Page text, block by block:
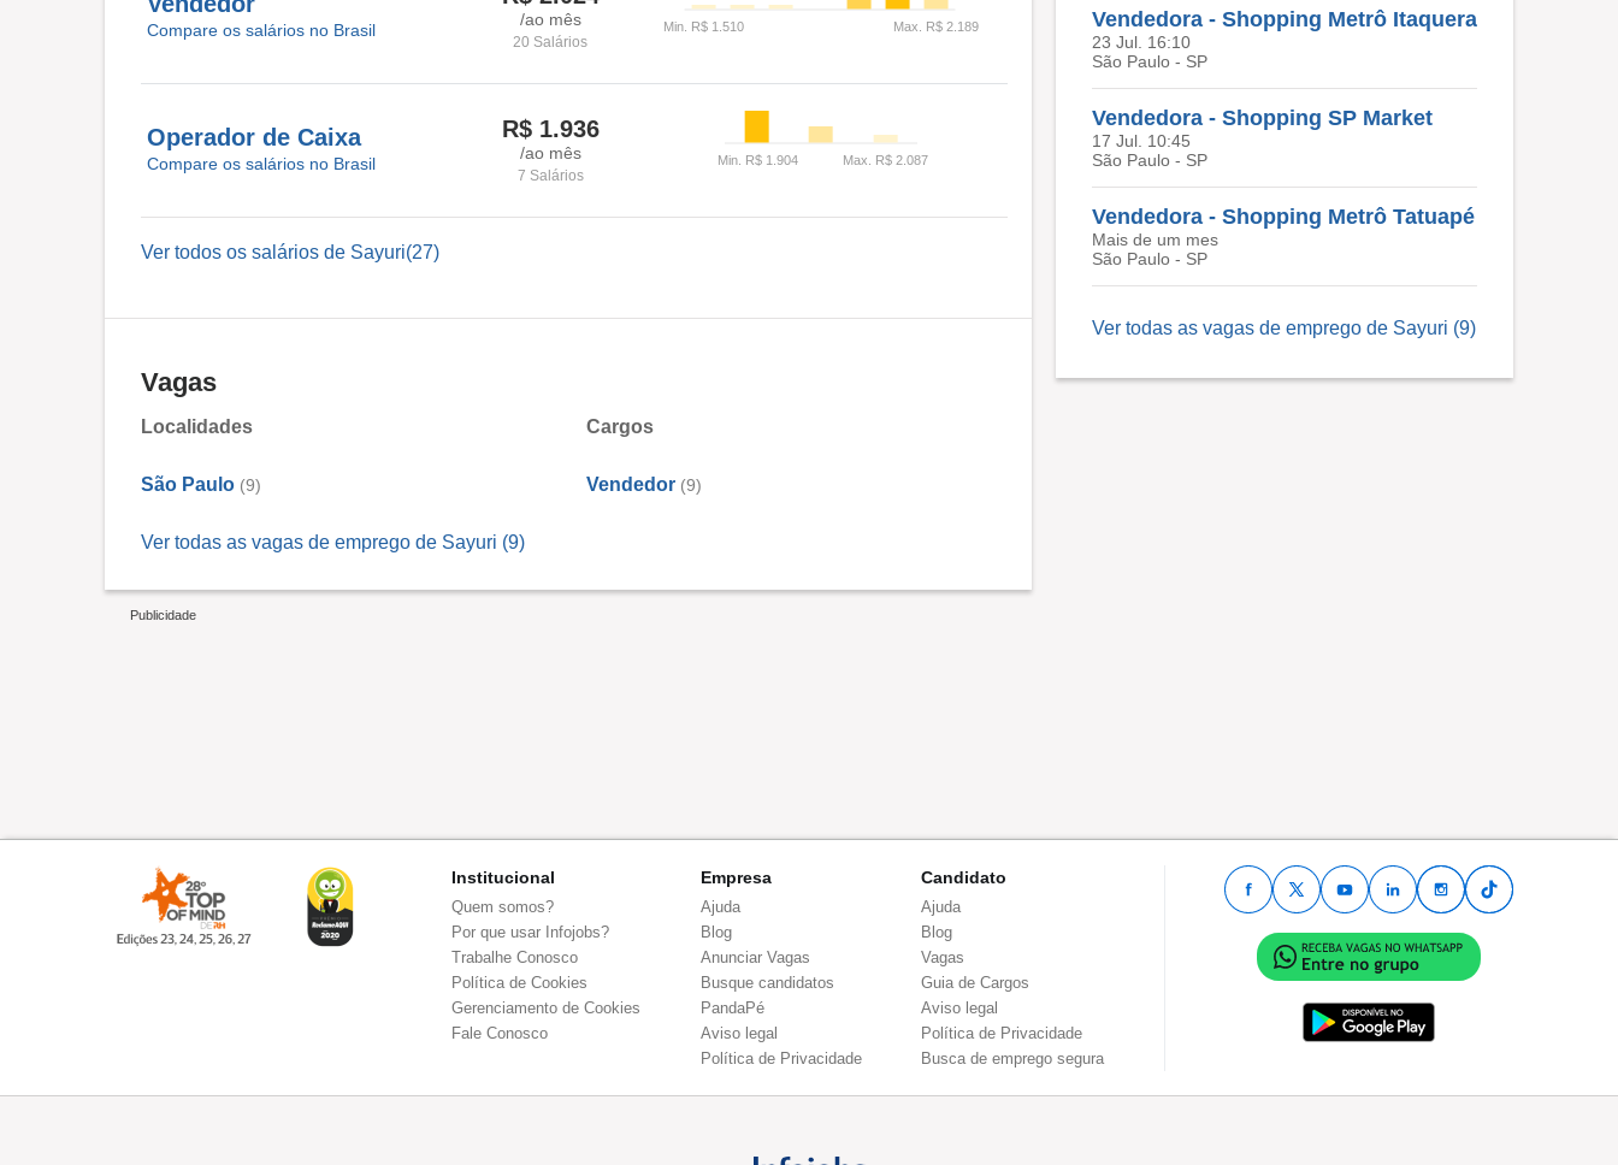
Compare os salários no Brasil
/ao mês
20 Salários
Operador de Caixa
Compare os salários no Brasil
R$ 1.936
/ao mês
7 Salários
Ver todos os salários de Sayuri(27)
Vagas
Localidades
São Paulo (9)
Cargos
Vendedor (9)
Ver todas as vagas de emprego de Sayuri (9)
Vendedora - Shopping Metrô Itaquera
23 Jul. 16:10
São Paulo - SP
Vendedora - Shopping SP Market
17 Jul. 10:45
São Paulo - SP
Vendedora - Shopping Metrô Tatuapé
Mais de um mes
São Paulo - SP
Ver todas as vagas de emprego de Sayuri (9)
Institucional
Quem somos?
Por que usar Infojobs?
Trabalhe Conosco
Política de Cookies
Gerenciamento de Cookies
Fale Conosco
Empresa
Ajuda
Blog
Anunciar Vagas
Busque candidatos
PandaPé
Aviso legal
Política de Privacidade
Candidato
Ajuda
Blog
Vagas
Guia de Cargos
Aviso legal
Política de Privacidade
Busca de emprego segura